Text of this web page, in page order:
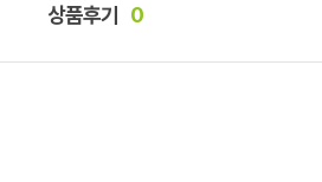
상품후기 0